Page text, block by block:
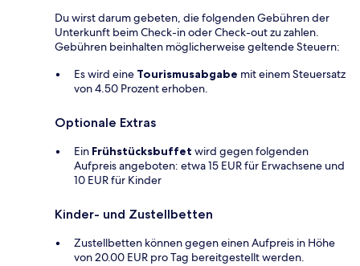
Du wirst darum gebeten, die folgenden Gebühren der
Unterkunft beim Check-in oder Check-out zu zahlen.
Gebühren beinhalten möglicherweise geltende Steuern:
Es wird eine Tourismusabgabe mit einem Steuersatz
von 4.50 Prozent erhoben.
Optionale Extras
Ein Frühstücksbuffet wird gegen folgenden
Aufpreis angeboten: etwa 15 EUR für Erwachsene und
10 EUR für Kinder
Kinder- und Zustellbetten
Zustellbetten können gegen einen Aufpreis in Höhe
von 20.00 EUR pro Tag bereitgestellt werden.